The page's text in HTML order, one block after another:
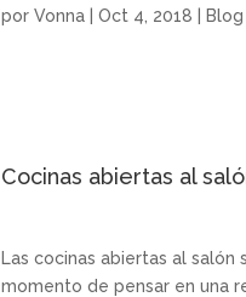
porVonna |Oct 4, 2018 Blog
Cocinas abiertas al
Las cocinas abiertas al
momento de pensar en una